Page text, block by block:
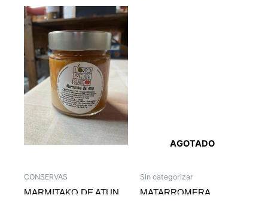
CONSERVAS
MARMITAKO DE ATUN
AGOTADO
Sin categorizar
MATARROMERA